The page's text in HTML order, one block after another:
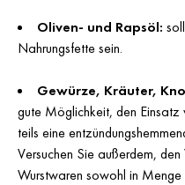
Oliven- und Rapsöl:
Nahrungsfette sein.
Gewürze, Kräuter,
gute Möglichkeit, den
teils eine
Versuchen Sie außerdem,
Wurstwaren sowohl in